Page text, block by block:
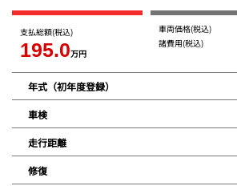
支払総額(税込)
195.0万円
車両価格(税込)
諸費用(税込)
年式（初年度登録）
車検
走行距離
修復